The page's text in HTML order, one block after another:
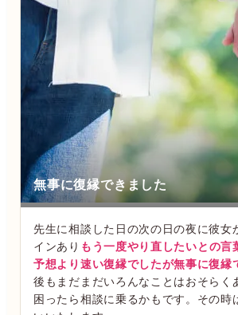
無事に復縁できました
先生に相談した日の次の日の夜に彼女
インあり もう一度やり直したいとの言
予想より速い復縁でしたが無事に復縁
後もまだまだいろんなことはおそらく
困ったら相談に乗るかもです。その時